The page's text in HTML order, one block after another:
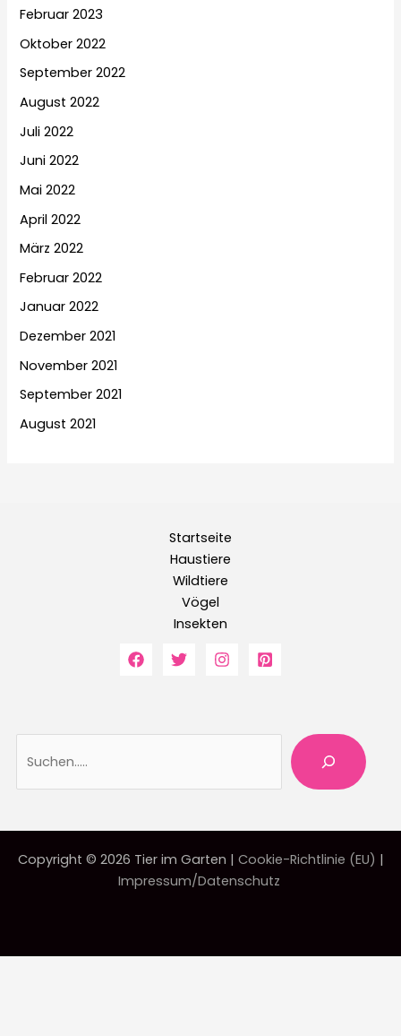
Februar 2023
Oktober 2022
September 2022
August 2022
Juli 2022
Juni 2022
Mai 2022
April 2022
März 2022
Februar 2022
Januar 2022
Dezember 2021
November 2021
September 2021
August 2021
Startseite
Haustiere
Wildtiere
Vögel
Insekten
Copyright © 2026 Tier im Garten | Cookie-Richtlinie (EU) |
Impressum/Datenschutz